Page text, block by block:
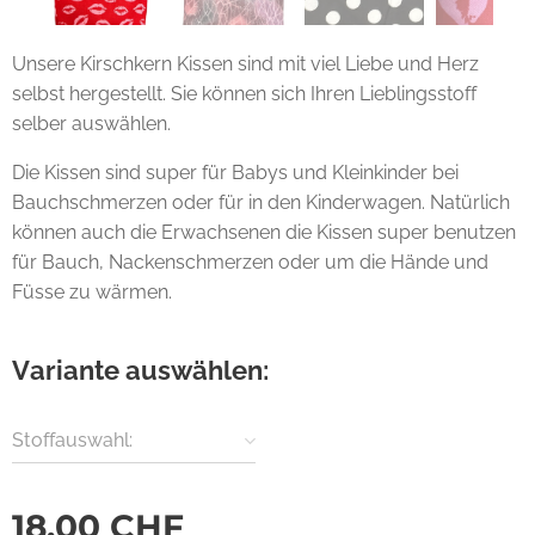
Zebra/Flamingo
Uni Blau
Rot mit weissen Punkten
Rot mit weissen grossen Punkten
Weiss mit grünen Punkten
Sommerfeeling
Unsere Kirschkern Kissen sind mit viel Liebe und Herz
selbst hergestellt. Sie können sich Ihren Lieblingsstoff
selber auswählen.
Die Kissen sind super für Babys und Kleinkinder bei
Bauchschmerzen oder für in den Kinderwagen. Natürlich
können auch die Erwachsenen die Kissen super benutzen
für Bauch, Nackenschmerzen oder um die Hände und
Füsse zu wärmen.
Variante auswählen:
Stoffauswahl:
18,00 CHF